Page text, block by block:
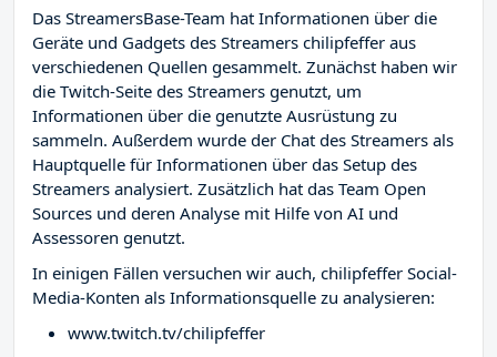
Das StreamersBase-Team hat Informationen über die
Geräte und Gadgets des Streamers chilipfeffer aus
verschiedenen Quellen gesammelt. Zunächst haben wir
die Twitch-Seite des Streamers genutzt, um
Informationen über die genutzte Ausrüstung zu
sammeln. Außerdem wurde der Chat des Streamers als
Hauptquelle für Informationen über das Setup des
Streamers analysiert. Zusätzlich hat das Team Open
Sources und deren Analyse mit Hilfe von AI und
Assessoren genutzt.
In einigen Fällen versuchen wir auch, chilipfeffer Social-
Media-Konten als Informationsquelle zu analysieren:
www.twitch.tv/chilipfeffer